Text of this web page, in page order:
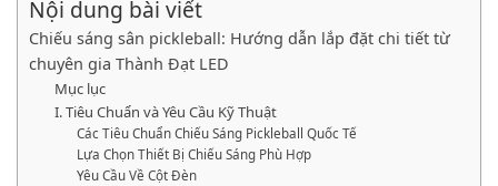
Nội dung bài viết
Chiếu sáng sân pickleball: Hướng dẫn lắp đặt chi tiết từ
chuyên gia Thành Đạt LED
Mục lục
I. Tiêu Chuẩn và Yêu Cầu Kỹ Thuật
Các Tiêu Chuẩn Chiếu Sáng Pickleball Quốc Tế
Lựa Chọn Thiết Bị Chiếu Sáng Phù Hợp
Yêu Cầu Về Cột Đèn